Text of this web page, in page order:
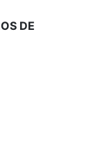
DE